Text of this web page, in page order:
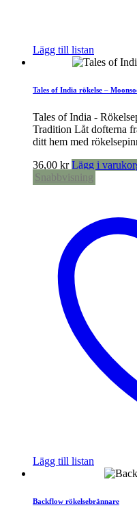
Lägg till listan
Tales of India rökelse –
Tales of India -
Tradition Låt dofterna
ditt hem med
36,00 kr Lägg i
Snabbvisning
Lägg till listan
Backflow rökelsebrännare